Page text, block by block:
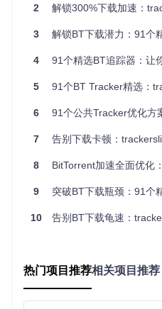
选择“选项”。注意：不同
在弹出的“选项”窗口中，选
下方有一个文本框。
打开项目中的
将复制的内容粘贴到上述
关闭qBittorrent客户端，然
验证方法：添加一个新的下载
中，查看是否显示有新添加的
Transmission优化方法
准备工作：确保Transmission
2 解锁300%下载加速：
3 解锁BT下载潜力：91个
4 91个精选BT追踪器：让你的下
5 91个BT Tracker精选：trackerslist项
6 91个公共Tracker优化方案：
7 告别下载卡顿：
8 BitTorrent加速全面优化：
9 突破BT下载瓶颈：91个精选
10 告别BT下载龟速：
热门项目推荐相关项目推荐